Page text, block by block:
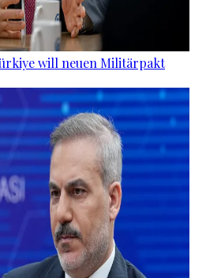
will neuen Militärpakt